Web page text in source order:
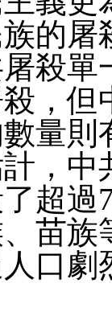
的屠
殺單
，但
量則
，中
超過
苗族
口劇